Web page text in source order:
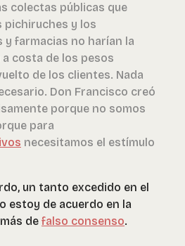
colectas públicas que
pichiruches y los
y farmacias no harían la
costa de los pesos
de los clientes. Nada
Don Francisco creó
porque no somos
para
necesitamos el estímulo
un tanto excedido en el
estoy de acuerdo en la
de falso consenso.